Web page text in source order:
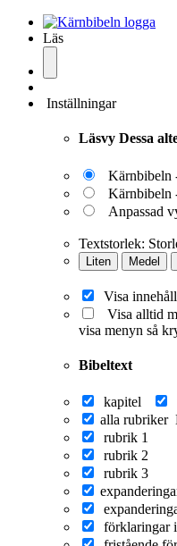
Läs
Inställningar
Läsvy Dessa
Kärnbibeln
Kärnbibeln
Anpassad
Textstorlek:
Liten Medel
Visa
Visa alltid
visa menyn så
Bibeltext
kapitel
alla rubriker
rubrik 1
rubrik 2
rubrik 3
förklaringar